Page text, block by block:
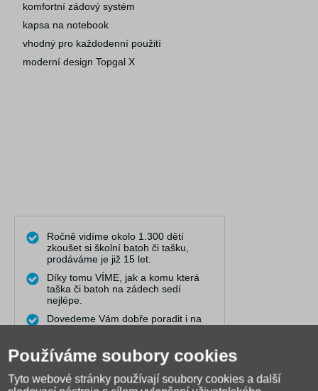
komfortní zádový systém
kapsa na notebook
vhodný pro každodenní použití
moderní design Topgal X
Ročně vidíme okolo 1.300 dětí
zkoušet si školní batoh či tašku,
prodáváme je již 15 let.
Díky tomu VÍME, jak a komu která
taška či batoh na zádech sedí
nejlépe.
Dovedeme Vám dobře poradit i na
Pravidelně publikujeme články do
naší poradny, kde řešíme nejčastější
problémy.
Používáme soubory cookies
Tyto webové stránky používají soubory cookies a další